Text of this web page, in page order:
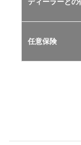
2.4
ー
任意保険